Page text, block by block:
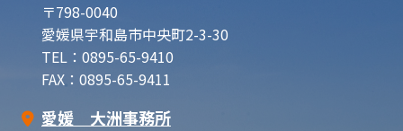
〒798-0040
愛媛県宇和島市中央町2-3-30
TEL：0895-65-9410
FAX：0895-65-9411
愛媛 大洲事務所